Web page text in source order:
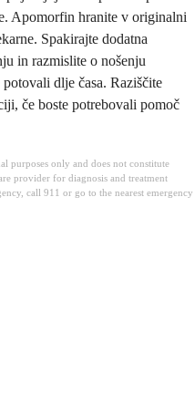
Apomorfin hranite v originalni
Spakirajte dodatna
in razmislite o nošenju
dlje časa. Raziščite
če boste potrebovali pomoč
purposes only and does not constitute
provider for diagnosis and treatment
call 911 or go to the nearest emergency